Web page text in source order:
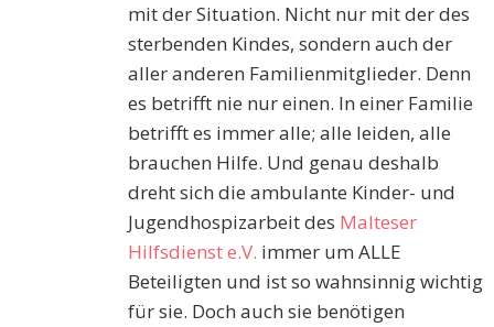
mit der Situation. Nicht nur mit der des
sterbenden Kindes, sondern auch der
aller anderen Familienmitglieder. Denn
es betrifft nie nur einen. In einer Familie
betrifft es immer alle; alle leiden, alle
brauchen Hilfe. Und genau deshalb
dreht sich die ambulante Kinder- und
Jugendhospizarbeit des Malteser
Hilfsdienst e.V. immer um ALLE
Beteiligten und ist so wahnsinnig wichtig
für sie. Doch auch sie benötigen